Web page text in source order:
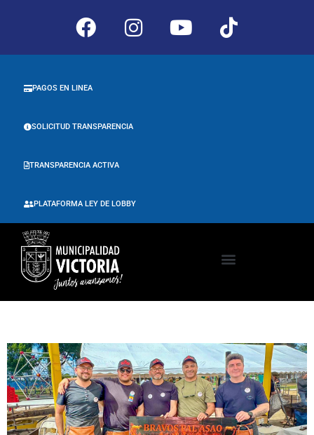
PLATAFORMA LEY DE LOBBY
TRANSPARENCIA ACTIVA
SOLICITUD TRANSPARENCIA
PAGOS EN LINEA